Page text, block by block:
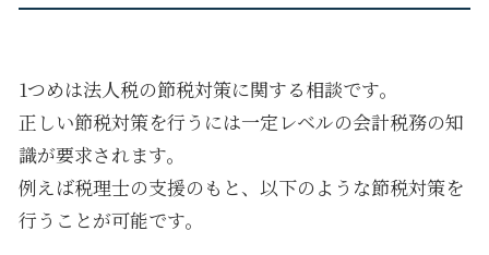
1つめは法人税の節税対策に関する相談です。
正しい節税対策を行うには一定レベルの会計税務の知
識が要求されます。
例えば税理士の支援のもと、以下のような節税対策を
行うことが可能です。